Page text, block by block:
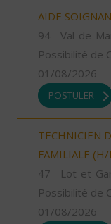
AIDE
94 - Val-de-
Possibilité de
01/08/2026
POSTULER
TECHNICIEN
FAMILIALE (H/
47 - Lot-et-
Possibilité de
01/08/2026